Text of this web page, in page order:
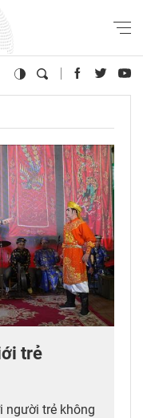
trẻ
người trẻ không